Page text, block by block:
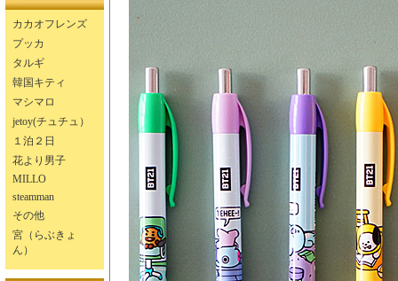
カカオフレンズ
プッカ
タルギ
韓国キティ
マシマロ
jetoy(チュチュ）
１泊２日
花より男子
MILLO
steamman
その他
宮（らぶきょ
ん）